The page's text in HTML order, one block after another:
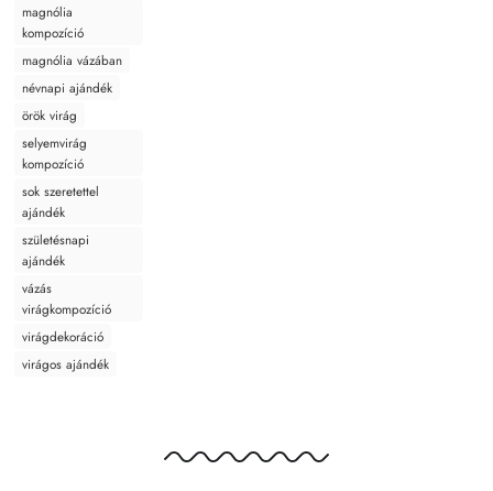
magnólia
kompozíció
magnólia vázában
névnapi ajándék
örök virág
selyemvirág
kompozíció
sok szeretettel
ajándék
születésnapi
ajándék
vázás
virágkompozíció
virágdekoráció
virágos ajándék